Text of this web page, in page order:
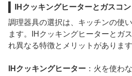
IHクッキングヒーターとガスコン
調理器具の選択は、キッチンの使
ます。IHクッキングヒーターとガ
れ異なる特徴とメリットがあります
IHクッキングヒーター：火を使わ